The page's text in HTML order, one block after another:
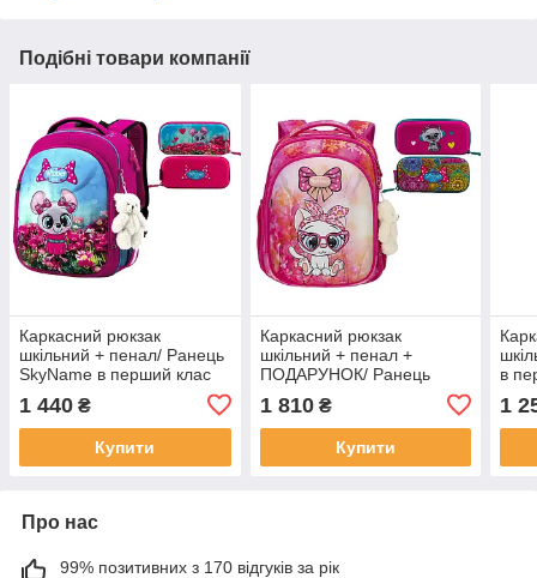
Подібні товари компанії
Каркасний рюкзак
шкільний + пенал/ Ранець
SkyName в перший клас
дівчаткам/ Ортопедичний
портфель рожевий з
мишкою для школи
1 440 ₴
Купити
Каркасний рюкзак
шкільний + пенал +
ПОДАРУНОК/ Ранець
SkyName в перший клас
дівчаткам/ Портфель
рожевий з котиком для
1 810₴
Купити
в
1
Про нас
99% позитивних з 170 відгуків за рік